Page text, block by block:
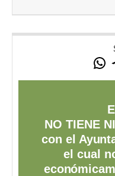
NO TIENE
con el
el cual